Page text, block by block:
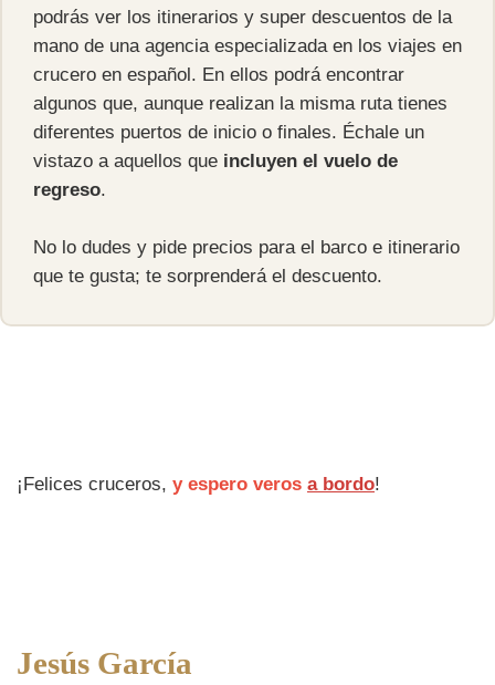
podrás ver los itinerarios y super descuentos de la
mano de una agencia especializada en los viajes en
crucero en español. En ellos podrá encontrar
algunos que, aunque realizan la misma ruta tienes
diferentes puertos de inicio o finales. Échale un
vistazo a aquellos que incluyen el vuelo de
regreso.
No lo dudes y pide precios para el barco e itinerario
que te gusta; te sorprenderá el descuento.
¡Felices cruceros, y espero veros a bordo!
Jesús García